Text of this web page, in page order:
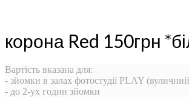
корона Red 150грн
Вартість вказана для:
- зйомки в залах фотостудії PLAY
- до 2-ух годин зйомки